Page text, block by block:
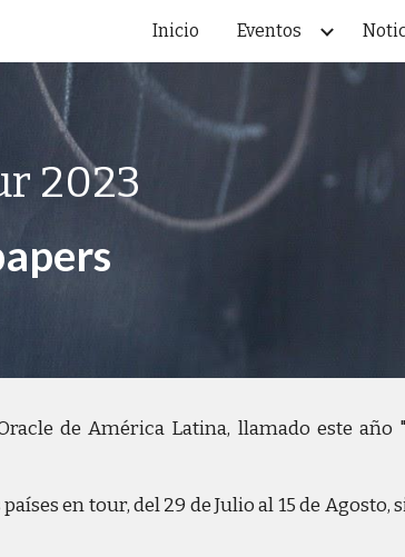
Inicio Eventos
2023
de América Latina, llamado este año
en tour, del 29 de Julio al 15 de Agosto,